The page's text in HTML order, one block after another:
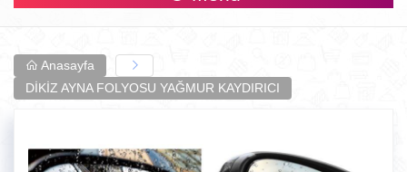
Anasayfa
DİKİZ AYNA FOLYOSU YAĞMUR KAYDIRICI